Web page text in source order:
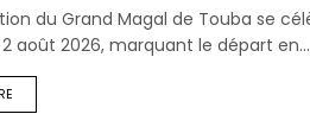
du Grand Magal de Touba se
août 2026, marquant le départ en...